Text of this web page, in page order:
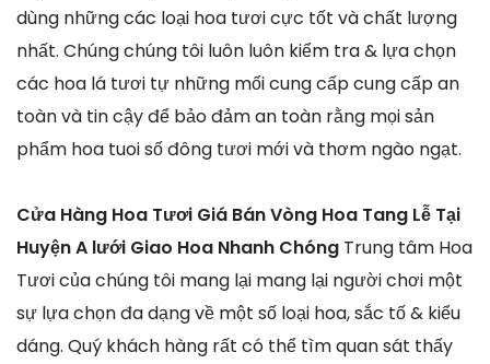
dùng những các loại hoa tươi cực tốt và chất lượng
nhất. Chúng chúng tôi luôn luôn kiểm tra & lựa chọn
các hoa lá tươi tự những mối cung cấp cung cấp an
toàn và tin cậy để bảo đảm an toàn rằng mọi sản
phẩm hoa tuoi số đông tươi mới và thơm ngào ngạt.
Cửa Hàng Hoa Tươi Giá Bán Vòng Hoa Tang Lễ Tại
Huyện A lưới Giao Hoa Nhanh Chóng Trung tâm Hoa
Tươi của chúng tôi mang lại mang lại người chơi một
sự lựa chọn đa dạng về một số loại hoa, sắc tố & kiểu
dáng. Quý khách hàng rất có thể tìm quan sát thấy